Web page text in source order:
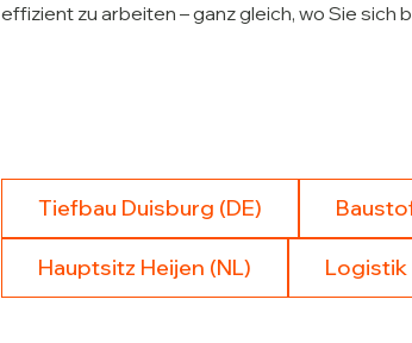
effizient zu arbeiten – ganz gleich, wo Sie sich
Tiefbau Duisburg (DE)
Hauptsitz Heijen (NL) Logistik